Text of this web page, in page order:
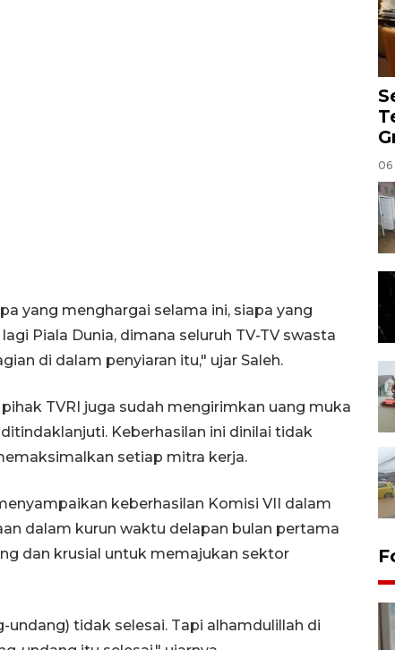
yang menghargai selama ini, siapa yang
Piala Dunia, dimana seluruh TV-TV swasta
di dalam penyiaran itu," ujar Saleh.
TVRI juga sudah mengirimkan uang muka
Keberhasilan ini dinilai tidak
setiap mitra kerja.
keberhasilan Komisi VII dalam
dalam kurun waktu delapan bulan pertama
dan krusial untuk memajukan sektor
tidak selesai. Tapi alhamdulillah di
06